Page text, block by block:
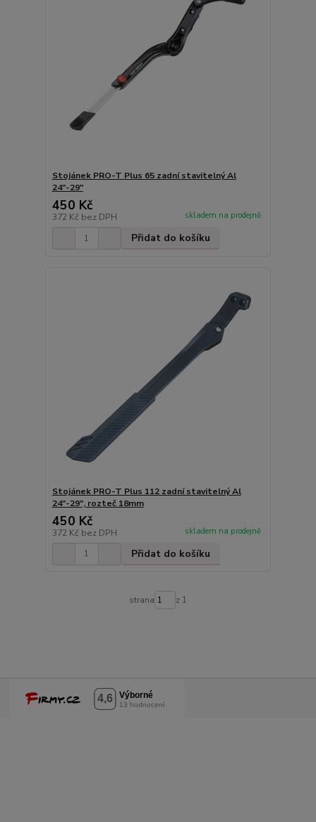
Stojánek PRO-T Plus 65 zadní stavitelný Al
24"-29"
450 Kč
372 Kč bez DPH skladem na prodejně
Přidat do košíku
Stojánek PRO-T Plus 112 zadní stavitelný Al
24"-29", rozteč 18mm
450 Kč
372 Kč bez DPH skladem na prodejně
Přidat do košíku
strana z 1